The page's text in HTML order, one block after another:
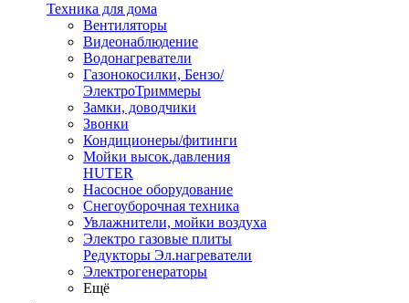
Техника для дома
Вентиляторы
Видеонаблюдение
Водонагреватели
Газонокосилки, Бензо/
ЭлектроТриммеры
Замки, доводчики
Звонки
Кондиционеры/фитинги
Мойки высок.давления
HUTER
Насосное оборудование
Снегоуборочная техника
Увлажнители, мойки воздуха
Электро газовые плиты
Редукторы Эл.нагреватели
Электрогенераторы
Ещё